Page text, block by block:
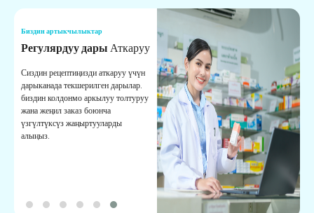
Биздин артыкчылыктар
Регулярдуу дарыАткаруу
Сиздин рецептиңизди аткаруу үчүн
дарыканада текшерилген дарылар.
биздин колдонмо аркылуу толтуруу
жана жеңил заказ боюнча
үзгүлтүксүз жаңыртууларды
алыңыз.